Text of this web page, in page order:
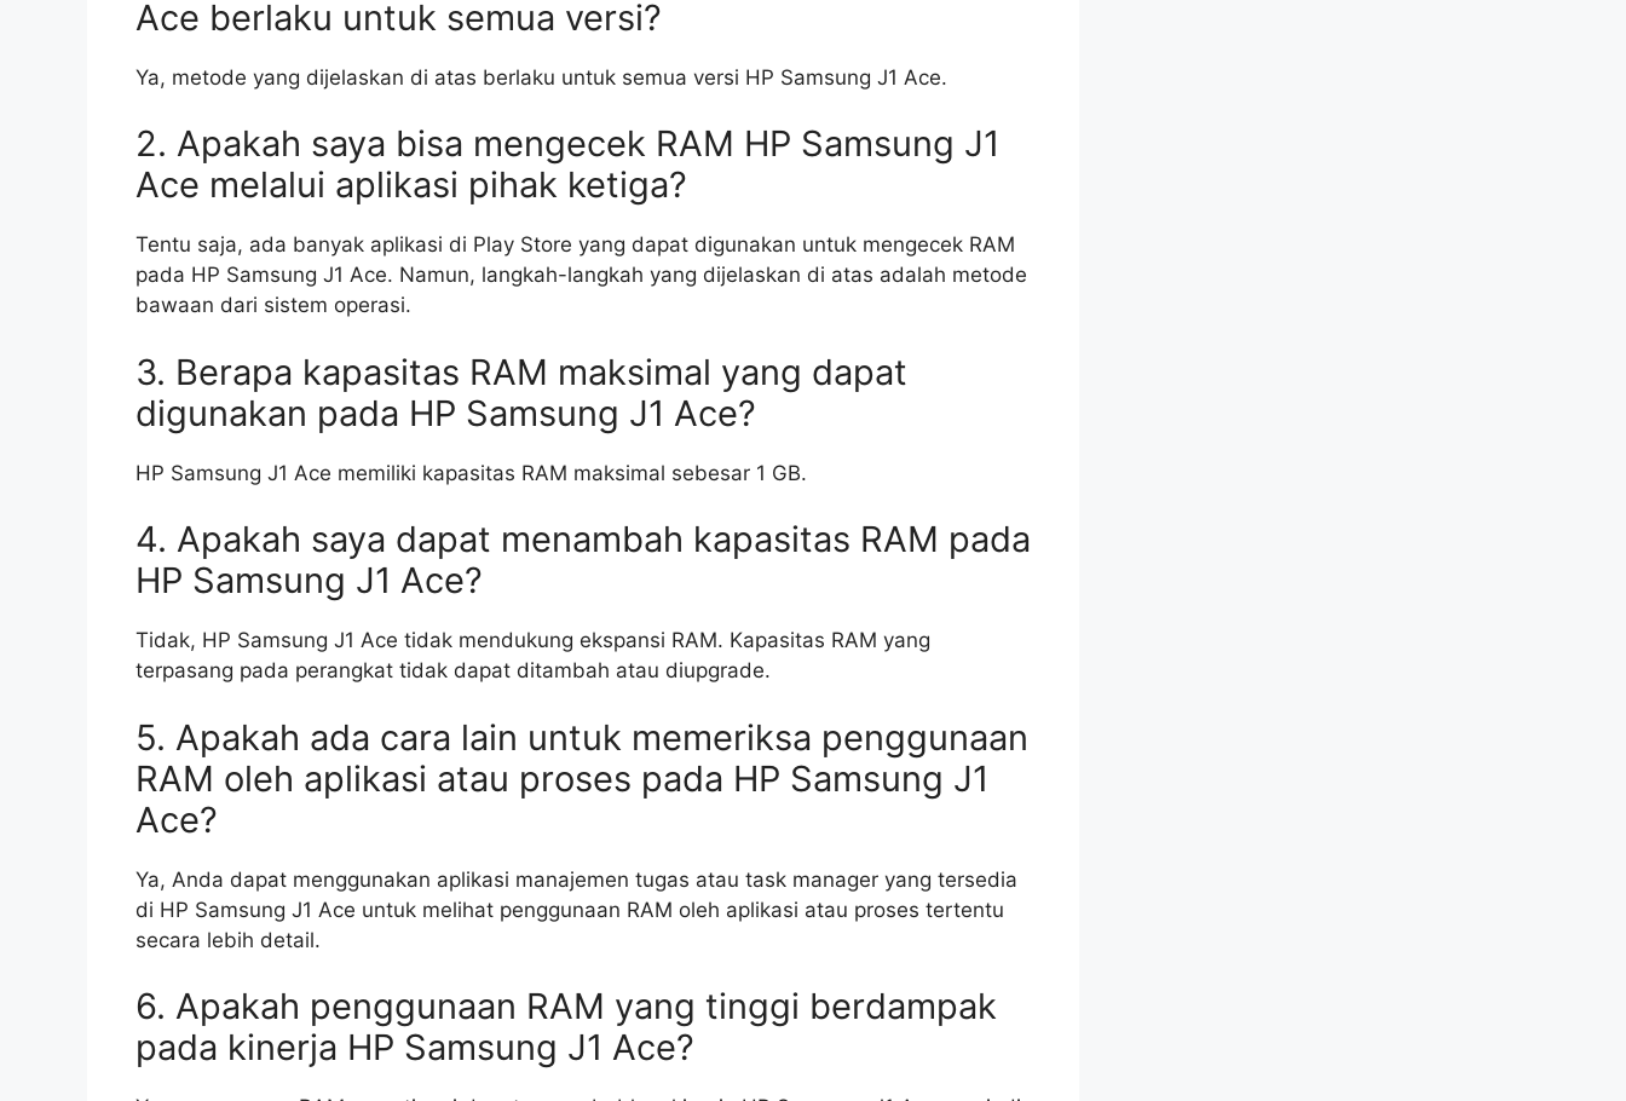
Ace berlaku untuk semua versi?
Ya, metode yang dijelaskan di atas berlaku untuk semua versi HP Samsung J1 Ace.
2. Apakah saya bisa mengecek RAM HP Samsung J1
Ace melalui aplikasi pihak ketiga?
Tentu saja, ada banyak aplikasi di Play Store yang dapat digunakan untuk mengecek RAM
pada HP Samsung J1 Ace. Namun, langkah-langkah yang dijelaskan di atas adalah metode
bawaan dari sistem operasi.
3. Berapa kapasitas RAM maksimal yang dapat
digunakan pada HP Samsung J1 Ace?
HP Samsung J1 Ace memiliki kapasitas RAM maksimal sebesar 1 GB.
4. Apakah saya dapat menambah kapasitas RAM pada
HP Samsung J1 Ace?
Tidak, HP Samsung J1 Ace tidak mendukung ekspansi RAM. Kapasitas RAM yang
terpasang pada perangkat tidak dapat ditambah atau diupgrade.
5. Apakah ada cara lain untuk memeriksa penggunaan
RAM oleh aplikasi atau proses pada HP Samsung J1
Ace?
Ya, Anda dapat menggunakan aplikasi manajemen tugas atau task manager yang tersedia
di HP Samsung J1 Ace untuk melihat penggunaan RAM oleh aplikasi atau proses tertentu
secara lebih detail.
6. Apakah penggunaan RAM yang tinggi berdampak
pada kinerja HP Samsung J1 Ace?